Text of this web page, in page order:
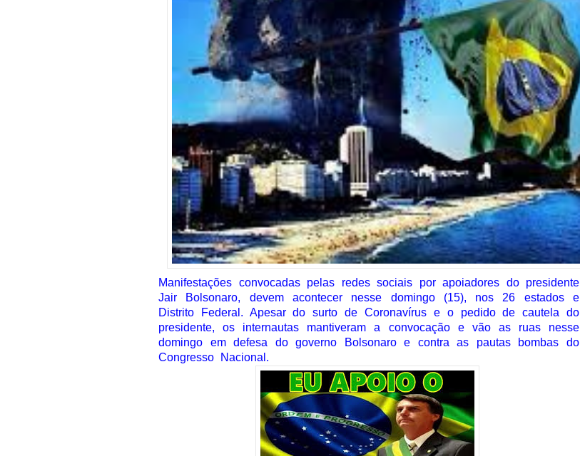
Manifestações convocadas pelas redes sociais por apoiadores do presidente
Jair Bolsonaro, devem acontecer nesse domingo (15), nos 26 estados e
Distrito Federal. Apesar do surto de Coronavírus e o pedido de cautela do
presidente, os internautas mantiveram a convocação e vão as ruas nesse
domingo em defesa do governo Bolsonaro e contra as pautas bombas do
Congresso Nacional.